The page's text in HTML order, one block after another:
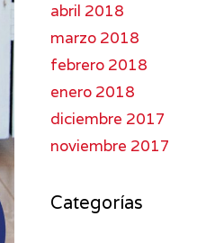
abril 2018
marzo 2018
febrero 2018
enero 2018
diciembre 2017
noviembre 2017
Categorías